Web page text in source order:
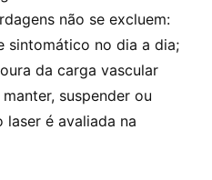
não se excluem:
sintomático no dia a dia;
da carga vascular
suspender ou
laser é avaliada na